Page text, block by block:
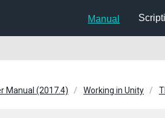
Manual
Manual (2017.4) Working in Unity